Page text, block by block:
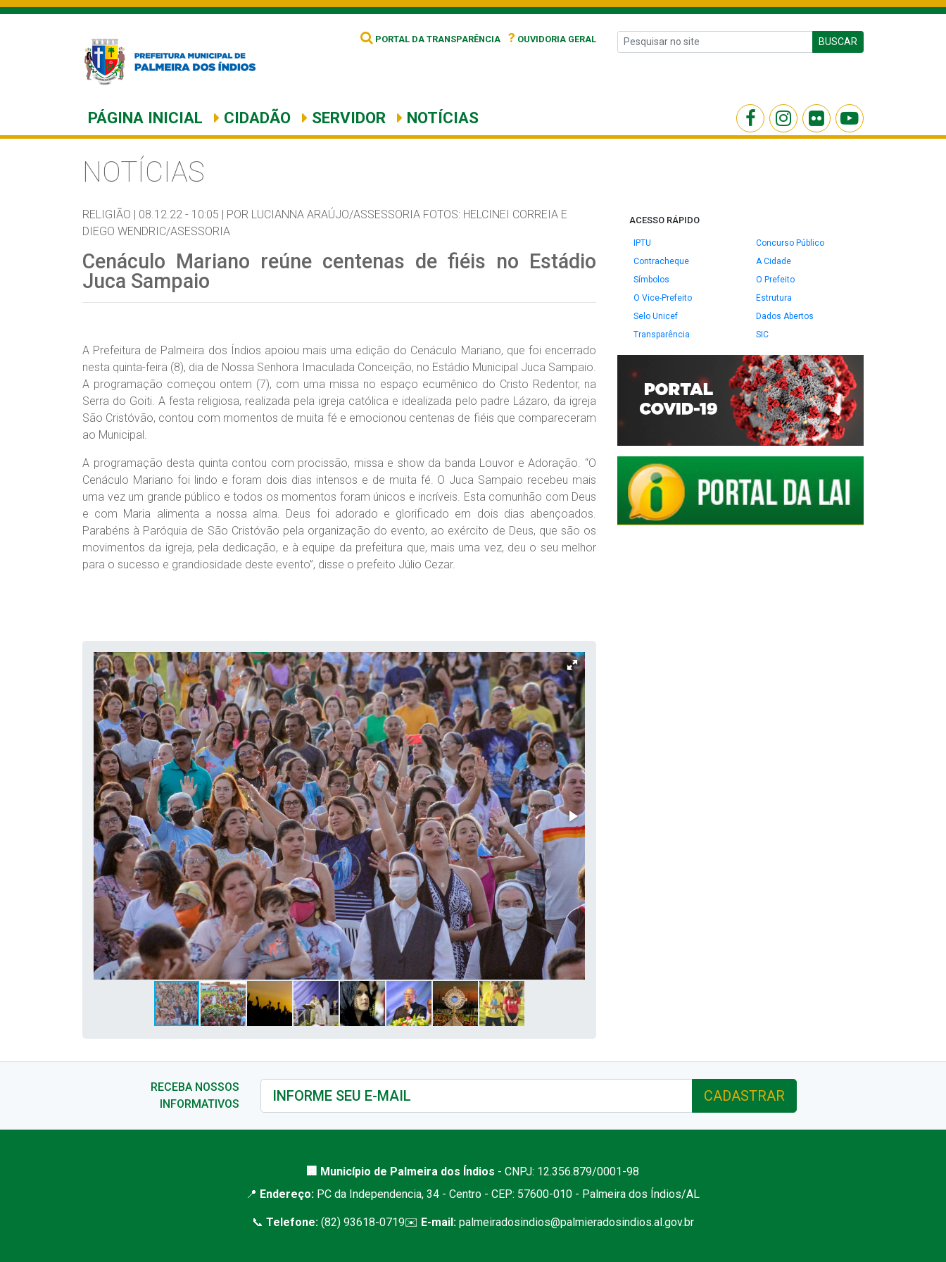
PORTAL DA TRANSPARÊNCIA ? OUVIDORIA GERAL BUSCAR
PÁGINA INICIAL CIDADÃO SERVIDOR NOTÍCIAS
NOTÍCIAS
RELIGIÃO | 08.12.22 - 10:05 | POR LUCIANNA ARAÚJO/ASSESSORIA FOTOS: HELCINEI CORREIA E
DIEGO WENDRIC/ASESSORIA
Cenáculo Mariano reúne centenas de fiéis no Estádio
Juca Sampaio
A Prefeitura de Palmeira dos Índios apoiou mais uma edição do Cenáculo Mariano, que foi encerrado
nesta quinta-feira (8), dia de Nossa Senhora Imaculada Conceição, no Estádio Municipal Juca Sampaio.
A programação começou ontem (7), com uma missa no espaço ecumênico do Cristo Redentor, na
Serra do Goiti. A festa religiosa, realizada pela igreja católica e idealizada pelo padre Lázaro, da igreja
São Cristóvão, contou com momentos de muita fé e emocionou centenas de fiéis que compareceram
ao Municipal.
A programação desta quinta contou com procissão, missa e show da banda Louvor e Adoração. “O
Cenáculo Mariano foi lindo e foram dois dias intensos e de muita fé. O Juca Sampaio recebeu mais
uma vez um grande público e todos os momentos foram únicos e incríveis. Esta comunhão com Deus
e com Maria alimenta a nossa alma. Deus foi adorado e glorificado em dois dias abençoados.
Parabéns à Paróquia de São Cristóvão pela organização do evento, ao exército de Deus, que são os
movimentos da igreja, pela dedicação, e à equipe da prefeitura que, mais uma vez, deu o seu melhor
para o sucesso e grandiosidade deste evento”, disse o prefeito Júlio Cezar.
ACESSO RÁPIDO
IPTU
Concurso Público
Contracheque
A Cidade
Símbolos
O Prefeito
O Vice-Prefeito
Estrutura
Selo Unicef
Dados Abertos
Transparência
SIC
RECEBA NOSSOS
INFORMATIVOS
CADASTRAR
🏢 Município de Palmeira dos Índios - CNPJ: 12.356.879/0001-98
📍 Endereço: PC da Independencia, 34 - Centro - CEP: 57600-010 - Palmeira dos Índios/AL
📞 Telefone:(82) 93618-0719✉️ E-mail: palmeiradosindios@palmieradosindios.al.gov.br